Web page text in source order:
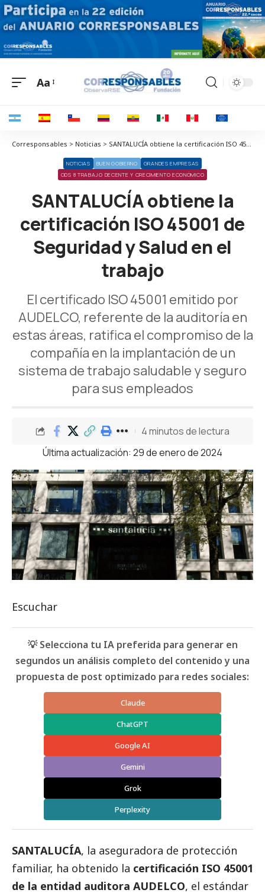
Aa
Corresponsables > Noticias > SANTALUCÍA obtiene la certificación ISO 45001 de Seguridad y Salud en el trabajo
NOTICIAS BUEN GOBIERNO
GRANDES EMPRESAS
ODS 8 TRABAJO DECENTE Y CRECIMIENTO ECONÓMICO
SANTALUCÍA obtiene la
certificación ISO 45001 de
Seguridad y Salud en el
trabajo
El certificado ISO 45001 emitido por
AUDELCO, referente de la auditoría en
estas áreas, ratifica el compromiso de la
compañía en la implantación de un
sistema de trabajo saludable y seguro
para sus empleados
Última actualización: 29 de enero de 2024
4 minutos de lectura
Escuchar
💡 Selecciona tu IA preferida para generar en
segundos un análisis completo del contenido y una
propuesta de post optimizado para redes sociales:
Claude
ChatGPT
Google AI
Gemini
Grok
Perplexity
SANTALUCÍA, la aseguradora de protección
familiar, ha obtenido la certificación ISO 45001
de la entidad auditora AUDELCO, el estándar